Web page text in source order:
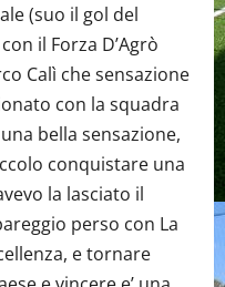
(suo il gol del
il Forza D’Agrò
Calì che sensazione
con la squadra
bella sensazione,
conquistare una
la lasciato il
perso con La
e tornare